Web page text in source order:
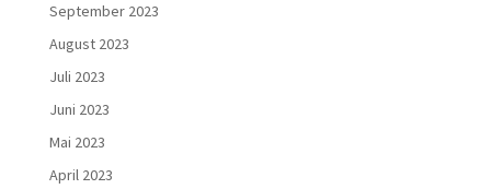
September 2023
August 2023
Juli 2023
Juni 2023
Mai 2023
April 2023